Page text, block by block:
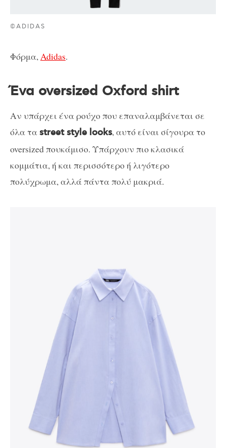
©ADIDAS
Φόρμα,Adidas.
Ένα oversized Oxford shirt
Aν υπάρχει ένα ρούχο που επαναλαμβάνεται σε
όλα ταstreet style looks, αυτό είναι σίγουρα το
oversized πουκάμισο. Υπάρχουν πιο κλασικά
κομμάτια, ή και περισσότερο ή λιγότερο
πολύχρωμα, αλλά πάντα πολύ μακριά.